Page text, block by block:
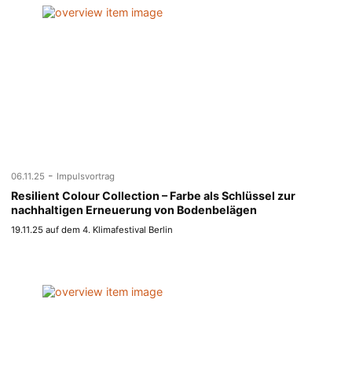
06.11.25 - Impulsvortrag
Resilient Colour Collection – Farbe als Schlüssel zur
nachhaltigen Erneuerung von Bodenbelägen
19.11.25 auf dem 4. Klimafestival Berlin